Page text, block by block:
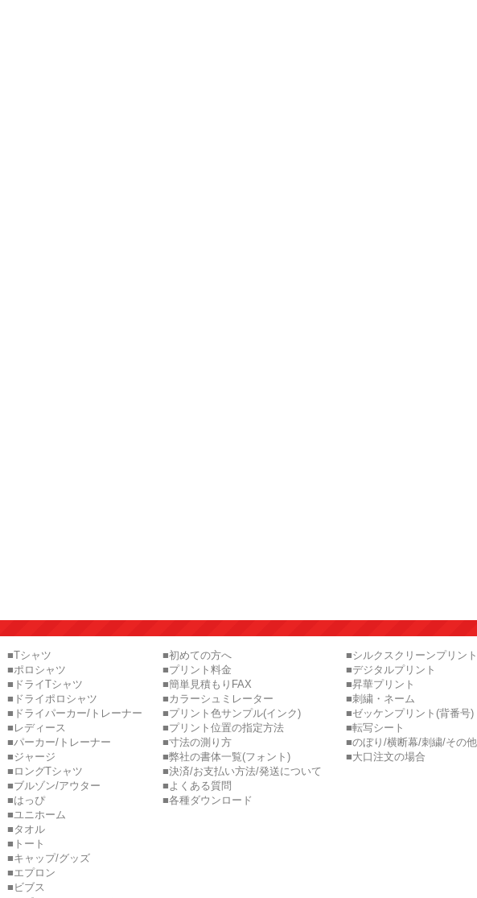
■Tシャツ
■ポロシャツ
■ドライTシャツ
■ドライポロシャツ
■ドライパーカー/トレーナー
■レディース
■パーカー/トレーナー
■ジャージ
■ロングTシャツ
■ブルゾン/アウター
■はっぴ
■ユニホーム
■タオル
■トート
■キャップ/グッズ
■エプロン
■ビブス
■初めての方へ
■プリント料金
■簡単見積もりFAX
■カラーシュミレーター
■プリント色サンプル(インク)
■プリント位置の指定方法
■寸法の測り方
■弊社の書体一覧(フォント)
■決済/お支払い方法/発送について
■よくある質問
■各種ダウンロード
■シルクスクリーンプリント
■デジタルプリント
■昇華プリント
■刺繍・ネーム
■ゼッケンプリント(背番号)
■転写シート
■のぼり/横断幕/刺繍/その他
■大口注文の場合